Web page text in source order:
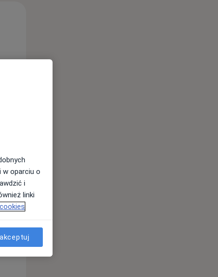
Wt,
11 Sie
w oparciu o
i
linki